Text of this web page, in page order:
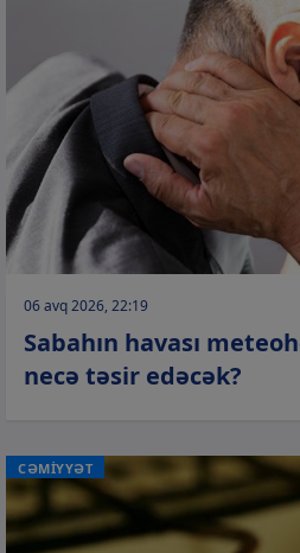
06 avq 2026, 22:19
Sabahın havası
necə təsir edəcək?
CƏMİYYƏT